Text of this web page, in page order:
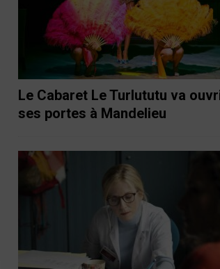
Le Cabaret Le Turlututu va
ses portes à Mandelieu